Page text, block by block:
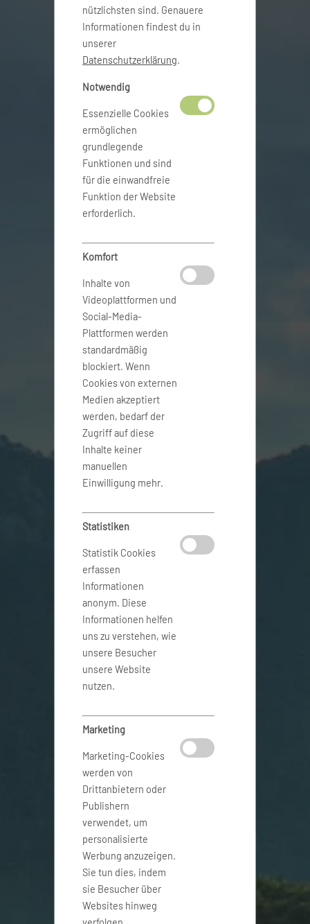
nützlichsten sind. Genauere
Informationen findest du in
unserer
Datenschutzerklärung.
Notwendig
Essenzielle Cookies
ermöglichen
grundlegende
Funktionen und sind
für die einwandfreie
Funktion der Website
erforderlich.
Komfort
Inhalte von
Videoplattformen und
Social-Media-
Plattformen werden
standardmäßig
blockiert. Wenn
Cookies von externen
Medien akzeptiert
werden, bedarf der
Zugriff auf diese
Inhalte keiner
manuellen
Einwilligung mehr.
Statistiken
Statistik Cookies
erfassen
Informationen
anonym. Diese
Informationen helfen
uns zu verstehen, wie
unsere Besucher
unsere Website
nutzen.
Marketing
Marketing-Cookies
werden von
Drittanbietern oder
Publishern
verwendet, um
personalisierte
Werbung anzuzeigen.
Sie tun dies, indem
sie Besucher über
Websites hinweg